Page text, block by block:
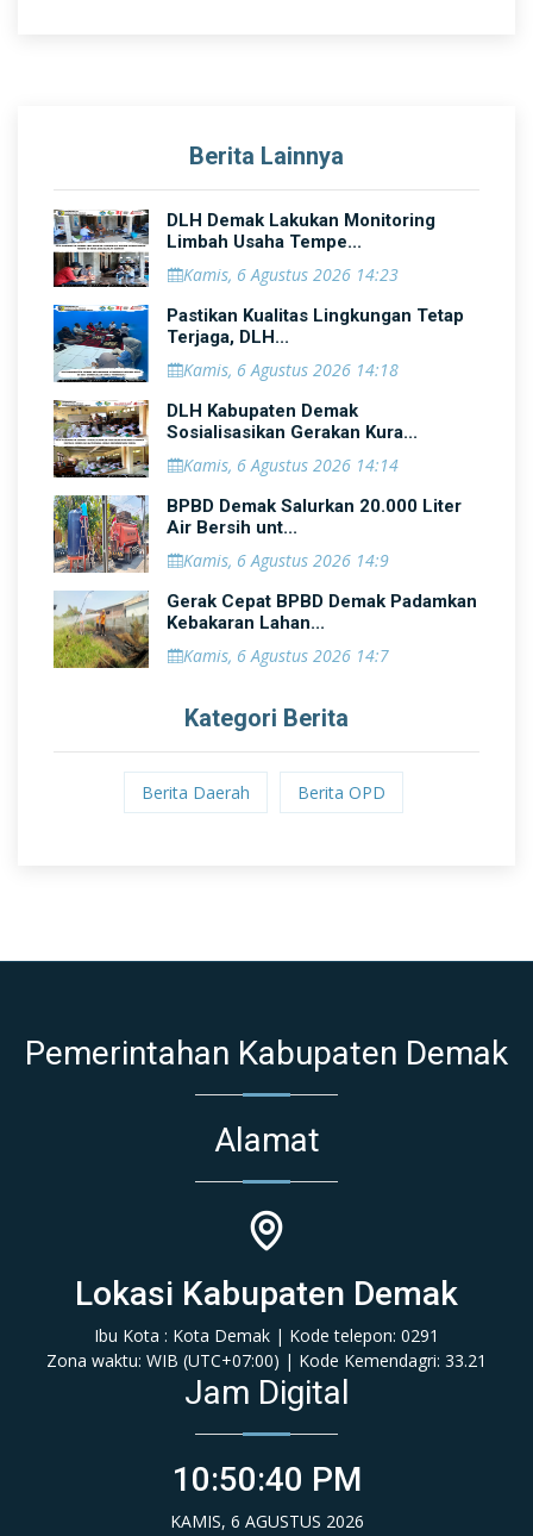
Berita Lainnya
DLH Demak Lakukan Monitoring
Limbah Usaha Tempe...
Kamis, 6 Agustus 2026 14:23
Pastikan Kualitas Lingkungan Tetap
Terjaga, DLH...
Kamis, 6 Agustus 2026 14:18
DLH Kabupaten Demak
Sosialisasikan Gerakan Kura...
Kamis, 6 Agustus 2026 14:14
BPBD Demak Salurkan 20.000 Liter
Air Bersih unt...
Kamis, 6 Agustus 2026 14:9
Gerak Cepat BPBD Demak Padamkan
Kebakaran Lahan...
Kamis, 6 Agustus 2026 14:7
Kategori Berita
Berita Daerah Berita OPD
Pemerintahan Kabupaten Demak
Alamat
Lokasi Kabupaten Demak
Ibu Kota : Kota Demak | Kode telepon: 0291
Zona waktu: WIB (‎UTC+07:00‎)‎ | Kode Kemendagri: 33.21
Jam Digital
10:50:40 PM
KAMIS, 6 AGUSTUS 2026